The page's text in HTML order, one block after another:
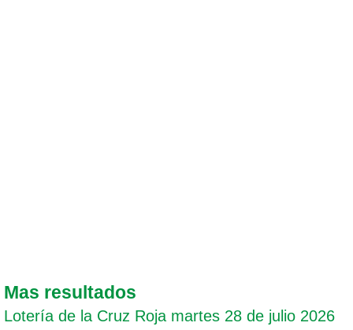
Mas resultados
Lotería de la Cruz Roja martes 28 de julio 2026